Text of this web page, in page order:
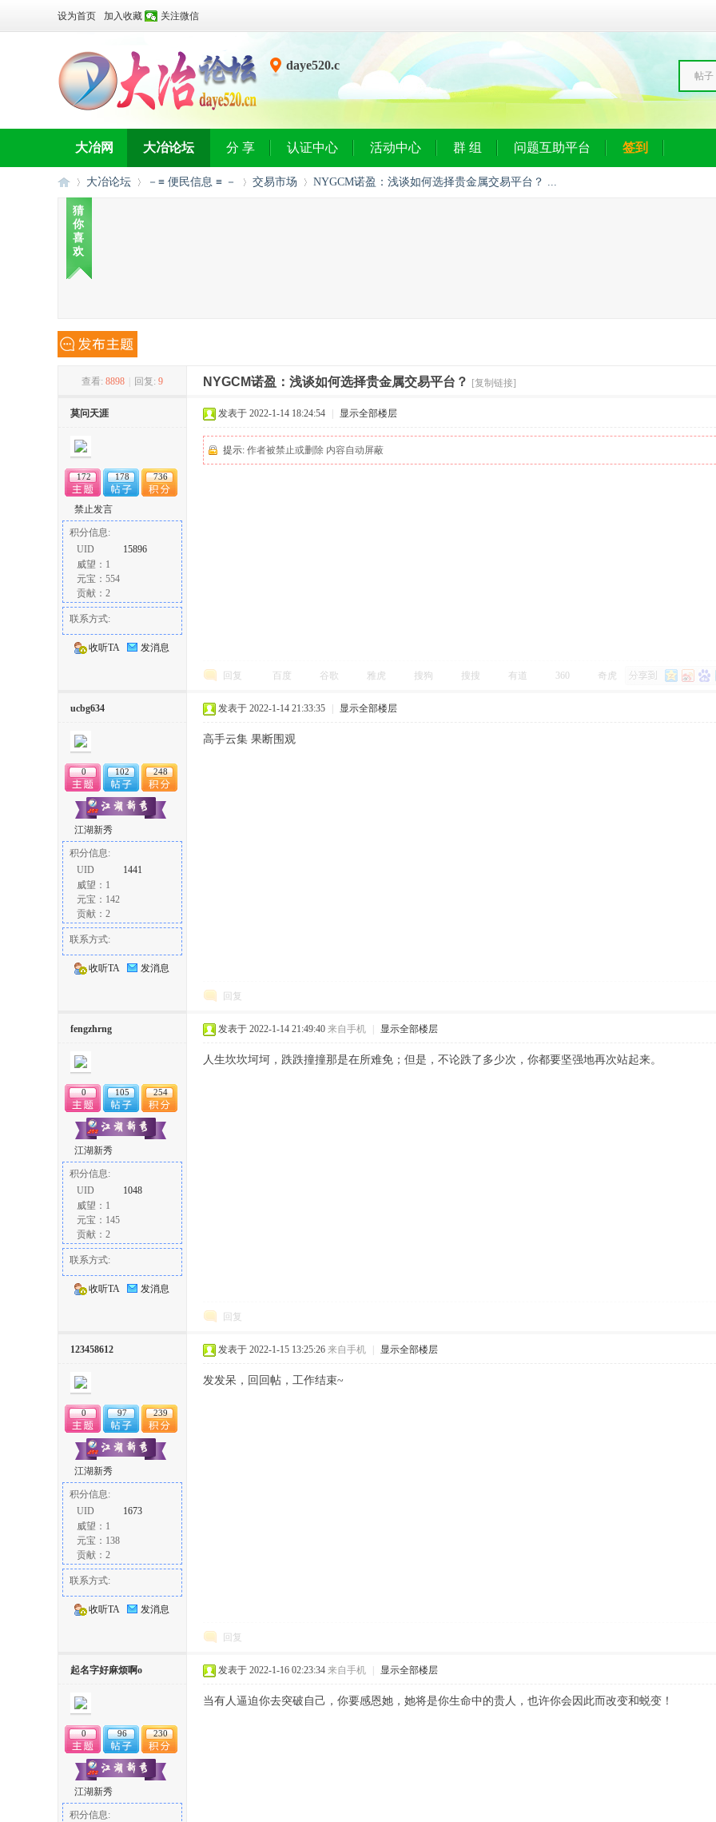
设为首页 加入收藏 关注微信
daye520.c
帖子
大冶网 大冶论坛 分 享 认证中心 活动中心 群 组 问题互助平台 签到
网
大
论
»
大冶论坛 －≡ 便民信息 ≡ － 交易市场 NYGCM诺盈：浅谈如何选择贵金属交易平台？ ...
猜
你
喜
欢
查看: 8898 回复: 9 NYGCM诺盈：浅谈如何选择贵金属交易平台？ [复制链接]
莫问天涯
172 178 736
禁止发言
积分信息:
UID
15896
威望：1
元宝：554
贡献：2
联系方式:
收听TA 发消息
发表于 2022-1-14 18:24:54 显示全部楼层
提示: 作者被禁止或删除 内容自动屏蔽
回复 百度 谷歌 雅虎 搜狗 搜搜 有道 360 奇虎
ucbg634
0 102 248
江湖新秀
积分信息:
UID
1441
威望：1
元宝：142
贡献：2
联系方式:
收听TA 发消息
发表于 2022-1-14 21:33:35 显示全部楼层
高手云集 果断围观
回复
fengzhrng
0 105 254
江湖新秀
积分信息:
UID
1048
威望：1
元宝：145
贡献：2
联系方式:
收听TA 发消息
发表于 2022-1-14 21:49:40 来自手机 显示全部楼层
人生坎坎坷坷，跌跌撞撞那是在所难免；但是，不论跌了多少次，你都要坚强地再次站起来。
回复
123458612
0 97 239
江湖新秀
积分信息:
UID
1673
威望：1
元宝：138
贡献：2
联系方式:
收听TA 发消息
发表于 2022-1-15 13:25:26 来自手机 显示全部楼层
发发呆，回回帖，工作结束~
回复
起名字好麻烦啊o
0 96 230
江湖新秀
积分信息:
发表于 2022-1-16 02:23:34 来自手机 显示全部楼层
当有人逼迫你去突破自己，你要感恩她，她将是你生命中的贵人，也许你会因此而改变和蜕变！